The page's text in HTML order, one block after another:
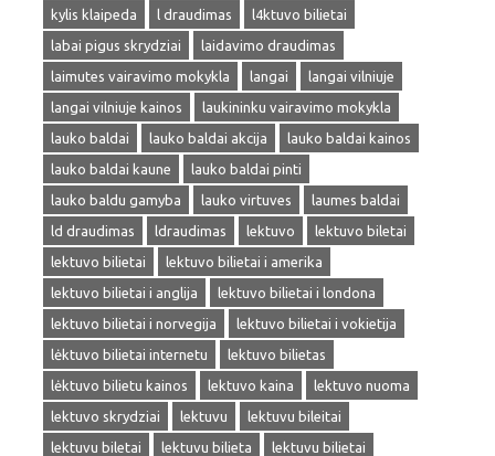
kylis klaipeda
l draudimas
l4ktuvo bilietai
labai pigus skrydziai
laidavimo draudimas
laimutes vairavimo mokykla
langai
langai vilniuje
langai vilniuje kainos
laukininku vairavimo mokykla
lauko baldai
lauko baldai akcija
lauko baldai kainos
lauko baldai kaune
lauko baldai pinti
lauko baldu gamyba
lauko virtuves
laumes baldai
ld draudimas
ldraudimas lektuvo
lektuvo biletai
lektuvo bilietai
lektuvo bilietai i amerika
lektuvo bilietai i anglija
lektuvo bilietai i londona
lektuvo bilietai i norvegija
lektuvo bilietai i vokietija
lėktuvo bilietai internetu
lektuvo bilietas
lėktuvo bilietu kainos
lektuvo kaina
lektuvo nuoma
lektuvo skrydziai
lektuvu
lektuvu bileitai
lektuvu biletai
lektuvu bilieta
lektuvu bilietai